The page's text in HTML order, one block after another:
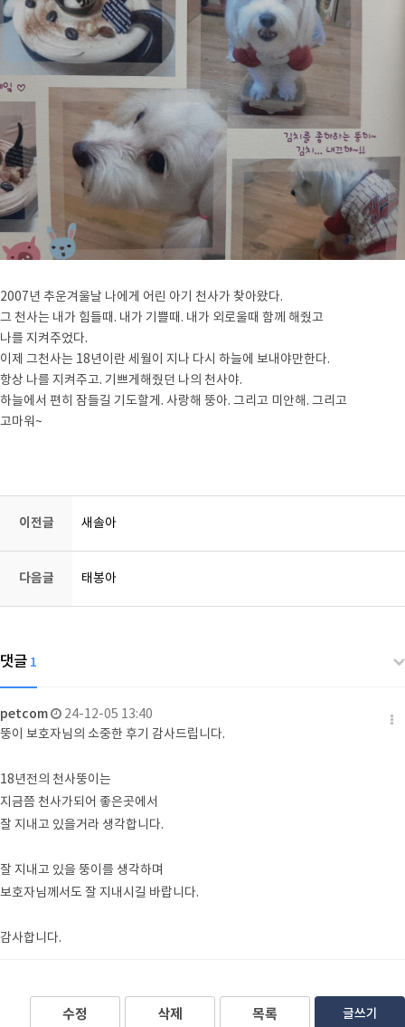
2007년 추운겨울날 나에게 어린 아기 천사가 찾아왔다.
그 천사는 내가 힘들때. 내가 기쁠때. 내가 외로울때 함께 해줬고
나를 지켜주었다.
이제 그천사는 18년이란 세월이 지나 다시 하늘에 보내야만한다.
항상 나를 지켜주고. 기쁘게해줬던 나의 천사야.
하늘에서 편히 잠들길 기도할게. 사랑해 뚱아. 그리고 미안해. 그리고
고마워~
이전글 새솔아
다음글 태봉아
댓글 1
petcom
24-12-05 13:40
뚱이 보호자님의 소중한 후기 감사드립니다.
18년전의 천사뚱이는
지금쯤 천사가되어 좋은곳에서
잘 지내고 있을거라 생각합니다.
잘 지내고 있을 뚱이를 생각하며
보호자님께서도 잘 지내시길 바랍니다.
감사합니다.
수정 삭제 목록 글쓰기